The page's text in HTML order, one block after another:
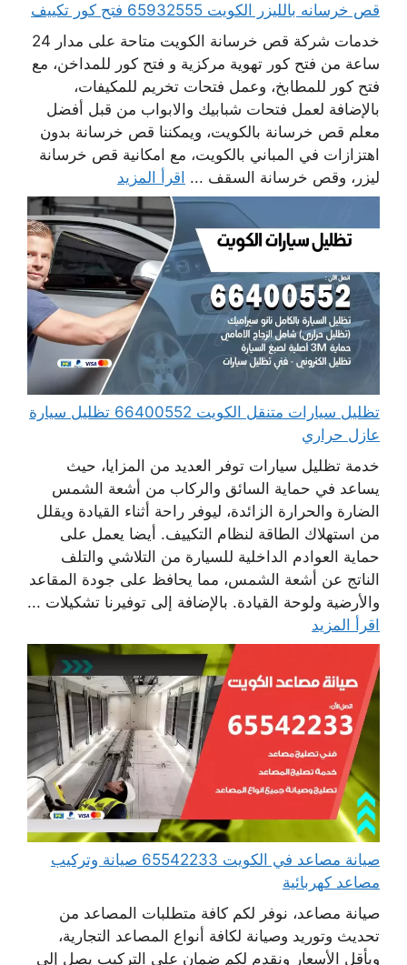
قص خرسانه بالليزر الكويت 65932555 فتح كور تكييف
خدمات شركة قص خرسانة الكويت متاحة على مدار 24
ساعة من فتح كور تهوية مركزية و فتح كور للمداخن، مع
فتح كور للمطابخ، وعمل فتحات تخريم للمكيفات،
بالإضافة لعمل فتحات شبابيك والابواب من قبل أفضل
معلم قص خرسانة بالكويت، ويمكننا قص خرسانة بدون
اهتزازات في المباني بالكويت، مع امكانية قص خرسانة
ليزر، وقص خرسانة السقف ... اقرأ المزيد
تظليل سيارات متنقل الكويت 66400552 تظليل سيارة
عازل حراري
خدمة تظليل سيارات توفر العديد من المزايا، حيث
يساعد في حماية السائق والركاب من أشعة الشمس
الضارة والحرارة الزائدة، ليوفر راحة أثناء القيادة ويقلل
من استهلاك الطاقة لنظام التكييف. أيضا يعمل على
حماية العوادم الداخلية للسيارة من التلاشي والتلف
الناتج عن أشعة الشمس، مما يحافظ على جودة المقاعد
والأرضية ولوحة القيادة. بالإضافة إلى توفيرنا تشكيلات ...
اقرأ المزيد
صيانة مصاعد في الكويت 65542233 صيانة وتركيب
مصاعد كهربائية
صيانة مصاعد، نوفر لكم كافة متطلبات المصاعد من
تحديث وتوريد وصيانة لكافة أنواع المصاعد التجارية،
وبأقل الأسعار ونقدم لكم ضمان على التركيب يصل إلى